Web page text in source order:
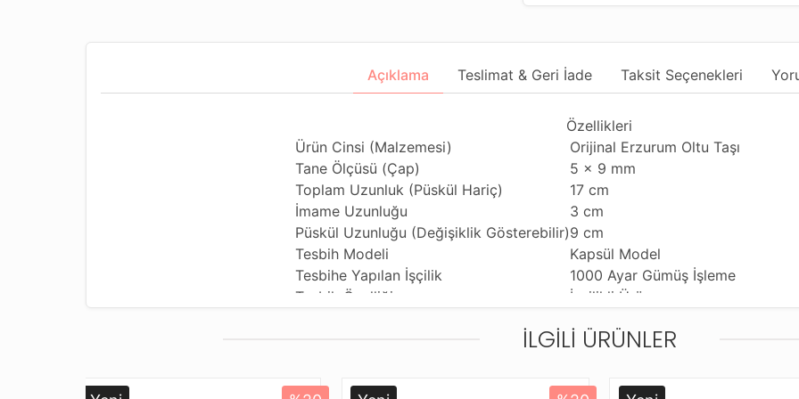
Açıklama Teslimat & Geri İade Taksit Seçenekleri
Özellikleri
Ürün Cinsi (Malzemesi)
Orijinal Erzurum Oltu Taşı
Tane Ölçüsü (Çap)
5 x 9 mm
Toplam Uzunluk (Püskül Hariç)
17 cm
İmame Uzunluğu
3 cm
Püskül Uzunluğu (Değişiklik Gösterebilir)9 cm
Tesbih Modeli
Kapsül Model
Tesbihe Yapılan İşçilik
1000 Ayar Gümüş İşleme
Tesbih Özelliği
İşçilikli Ürün
Günlük Kullanıma Uygundur
Dizildiği Malzeme
Standart Tesbih İpi
İLGILI ÜRÜNLER